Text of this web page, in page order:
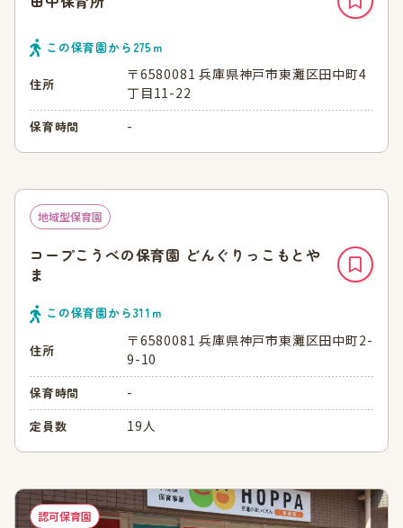
この保育園から 275ｍ
住所
〒6580081 兵庫県神戸市東灘区田中町4
丁目11-22
保育時間 -
地域型保育園
コープこうべの保育園 どんぐりっこもとや
ま
この保育園から311 ｍ
住所
〒6580081 兵庫県神戸市東灘区田中町2-
9-10
保育時間 -
定員数 19人
認可保育園